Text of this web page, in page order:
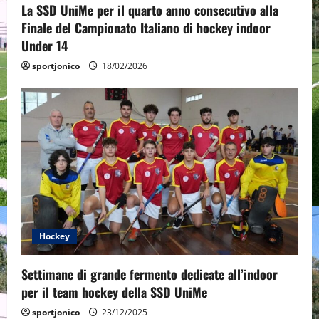
La SSD UniMe per il quarto anno consecutivo alla
Finale del Campionato Italiano di hockey indoor
Under 14
sportjonico 18/02/2026
Hockey
Settimane di grande fermento dedicate all’indoor
per il team hockey della SSD UniMe
sportjonico 23/12/2025